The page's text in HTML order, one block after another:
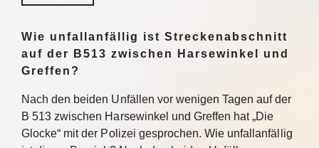
Wie unfallanfällig ist Streckenabschnitt
auf der B513 zwischen Harsewinkel und
Greffen?
Nach den beiden Unfällen vor wenigen Tagen auf der
B 513 zwischen Harsewinkel und Greffen hat „Die
Glocke“ mit der Polizei gesprochen. Wie unfallanfällig